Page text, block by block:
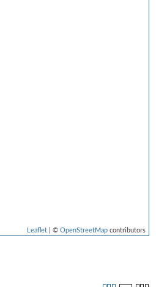
Leaflet| © OpenStreetMapcontributors